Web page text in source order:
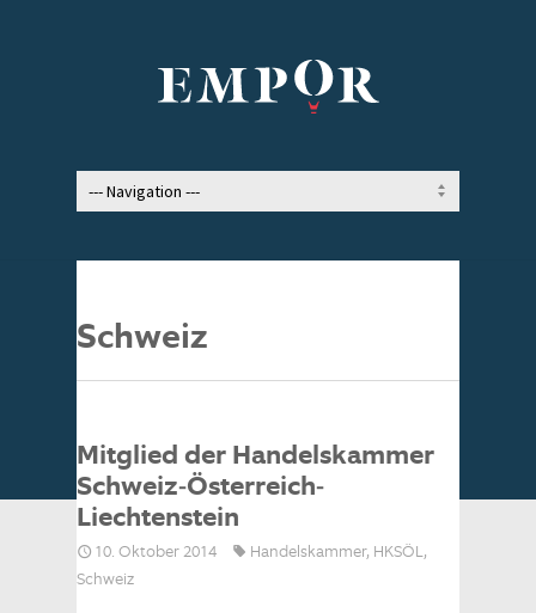
Schweiz
Mitglied der Handelskammer
Schweiz-Österreich-
Liechtenstein
10. Oktober 2014 Handelskammer, HKSÖL,
Schweiz